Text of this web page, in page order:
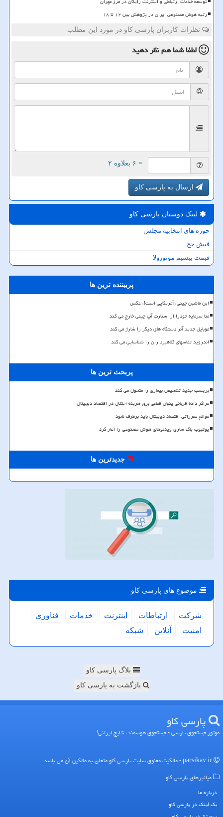
رتبه هوش مصنوعی ایران در پژوهش بین ۱۲ تا ۱۸
نظرات کاربران پارسی کاو در مورد این مطلب
لطفا شما همنظر دهید
= ۶ بعلاوه ۲
ارسال به پارسی کاو
لینک دوستان پارسی كاو
حوزه های انتخابیه مجلس
فیش حج
قیمت بیسیم موتورولا
پربیننده ترین ها
این ماشین چینی، آمریکایی است!، عکس
متا سرمایه خودرا از استارت آپ چینی خارج می کند
موبایل جدید آنر دستگاه های دیگر را شارژ می کند
اندروید تماسهای کلاهبرداران را شناسایی می کند
پربحث ترین ها
برچسب جدید تشخیص بیماری را متحول می کند
مراکز داده قربانی پنهان قطعی برق هزینه اختلال در اقتصاد دیجیتال
موانع مقرراتی اقتصاد دیجیتال باید برطرف شود
یوتیوب پاک سازی ویدئوهای هوش مصنوعی را آغاز کرد
جدیدترین ها
موضوع های پارسی كاو
شركت ارتباطات اینترنت خدمات
فناوری
امنیت
آنلاین شبكه
بلاگ پارسی کاو
بازگشت به پارسی کاو
پارسی كاو
موتور جستجوی پارسی - جستجوی هوشمند، نتایج ایرانی!
میانبرهای پارسی كاو
درباره ما
بک لینک در پارسی كاو